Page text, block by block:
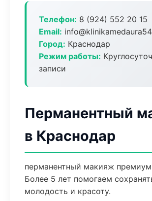
Телефон: 8 (924) 552 20 15
Email:
Город: Краснодар
Режим работы:
записи
Перманентный
в Краснодар
перманентный макияж
Более 5 лет помогаем
молодость и красоту.